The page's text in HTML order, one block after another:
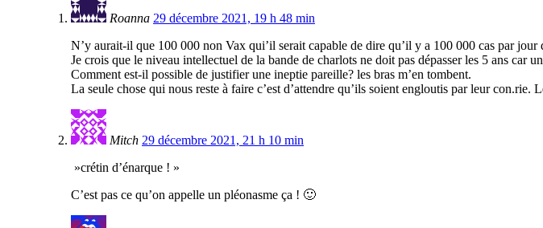
Roanna 29 décembre 2021, 19 h 48 min
N’y aurait-il que 100 000 non Vax qui’il serait capable de dire qu’il y a 100 000 cas par jour
Je crois que le niveau intellectuel de la bande de charlots ne doit pas dépasser les 5 ans car
Comment est-il possible de justifier une ineptie pareille? les bras m’en tombent.
La seule chose qui nous reste à faire c’est d’attendre qu’ils soient engloutis par leur con.rie.
Mitch 29 décembre 2021, 21 h 10 min
»crétin d’énarque ! »
C’est pas ce qu’on appelle un pléonasme ça ! 🙂